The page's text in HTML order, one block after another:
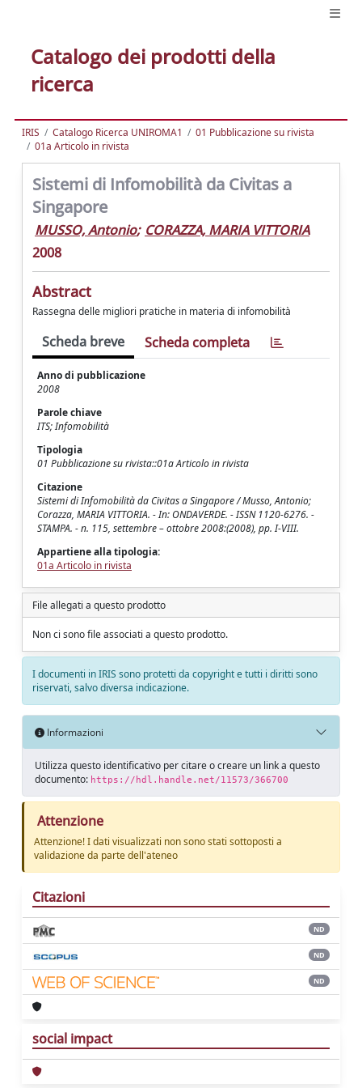
Catalogo dei prodotti della
ricerca
IRIS Catalogo Ricerca UNIROMA1
01 Pubblicazione su rivista
01a Articolo in rivista
Sistemi di Infomobilità da Civitas a
Singapore
MUSSO, Antonio; CORAZZA, MARIA VITTORIA
2008
Abstract
Rassegna delle migliori pratiche in materia di infomobilità
Scheda breve Scheda completa
Anno di pubblicazione
2008
Parole chiave
ITS; Infomobilità
Tipologia
01 Pubblicazione su rivista::01a Articolo in rivista
Citazione
Sistemi di Infomobilità da Civitas a Singapore / Musso, Antonio;
Corazza, MARIA VITTORIA. - In: ONDAVERDE. - ISSN 1120-6276. -
STAMPA. - n. 115, settembre – ottobre 2008:(2008), pp. I-VIII.
Appartiene alla tipologia:
01a Articolo in rivista
File allegati a questo prodotto
Non ci sono file associati a questo prodotto.
I documenti in IRIS sono protetti da copyright e tutti i diritti sono
riservati, salvo diversa indicazione.
Informazioni
Utilizza questo identificativo per citare o creare un link a questo
documento: https://hdl.handle.net/11573/366700
Attenzione
Attenzione! I dati visualizzati non sono stati sottoposti a
validazione da parte dell'ateneo
Citazioni
ND
ND
ND
social impact